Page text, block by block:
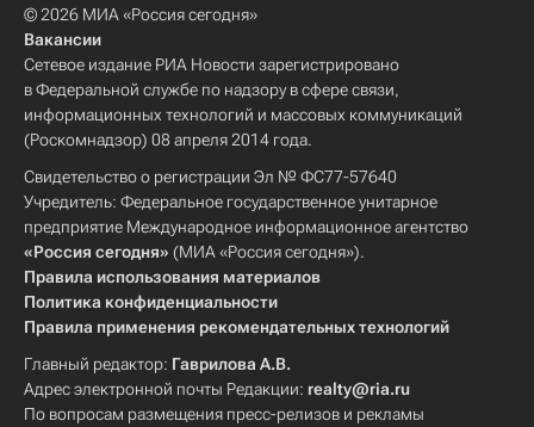
© 2026 МИА «Россия сегодня»
Вакансии
Сетевое издание РИА Новости зарегистрировано
в Федеральной службе по надзору в сфере связи,
информационных технологий и массовых коммуникаций
(Роскомнадзор) 08 апреля 2014 года.
Свидетельство о регистрации Эл № ФС77-57640
Учредитель: Федеральное государственное унитарное
предприятие Международное информационное агентство
«Россия сегодня» (МИА «Россия сегодня»).
Правила использования материалов
Политика конфиденциальности
Правила применения рекомендательных технологий
Главный редактор: Гаврилова А.В.
Адрес электронной почты Редакции: realty@ria.ru
По вопросам размещения пресс-релизов и рекламы